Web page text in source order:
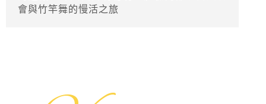
會與竹竿舞的慢活之旅